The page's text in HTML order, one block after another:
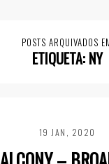
POSTS ARQUIVADOS
ETIQUETA: NY
19 JAN, 2020